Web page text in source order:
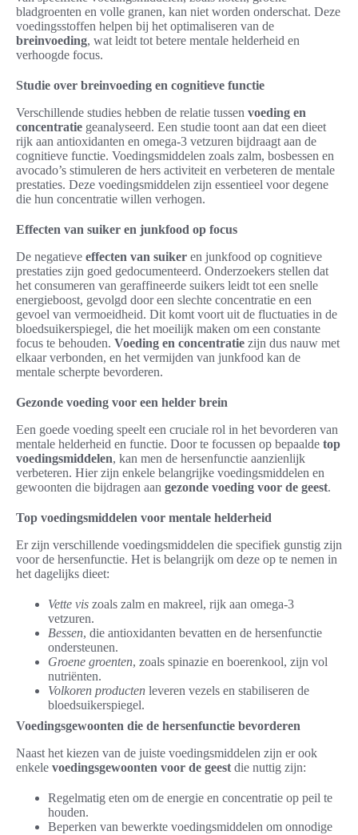
bladgroenten en volle granen, kan niet worden onderschat. Deze
voedingsstoffen helpen bij het optimaliseren van de
breinvoeding, wat leidt tot betere mentale helderheid en
verhoogde focus.
Studie over breinvoeding en cognitieve functie
Verschillende studies hebben de relatie tussen voeding en
concentratie geanalyseerd. Een studie toont aan dat een dieet
rijk aan antioxidanten en omega-3 vetzuren bijdraagt aan de
cognitieve functie. Voedingsmiddelen zoals zalm, bosbessen en
avocado’s stimuleren de hers activiteit en verbeteren de mentale
prestaties. Deze voedingsmiddelen zijn essentieel voor degene
die hun concentratie willen verhogen.
Effecten van suiker en junkfood op focus
De negatieve effecten van suiker en junkfood op cognitieve
prestaties zijn goed gedocumenteerd. Onderzoekers stellen dat
het consumeren van geraffineerde suikers leidt tot een snelle
energieboost, gevolgd door een slechte concentratie en een
gevoel van vermoeidheid. Dit komt voort uit de fluctuaties in de
bloedsuikerspiegel, die het moeilijk maken om een constante
focus te behouden. Voeding en concentratie zijn dus nauw met
elkaar verbonden, en het vermijden van junkfood kan de
mentale scherpte bevorderen.
Gezonde voeding voor een helder brein
Een goede voeding speelt een cruciale rol in het bevorderen van
mentale helderheid en functie. Door te focussen op bepaalde top
voedingsmiddelen, kan men de hersenfunctie aanzienlijk
verbeteren. Hier zijn enkele belangrijke voedingsmiddelen en
gewoonten die bijdragen aan gezonde voeding voor de geest.
Top voedingsmiddelen voor mentale helderheid
Er zijn verschillende voedingsmiddelen die specifiek gunstig zijn
voor de hersenfunctie. Het is belangrijk om deze op te nemen in
het dagelijks dieet:
Vette vis zoals zalm en makreel, rijk aan omega-3
vetzuren.
Bessen, die antioxidanten bevatten en de hersenfunctie
ondersteunen.
Groene groenten, zoals spinazie en boerenkool, zijn vol
nutriënten.
Volkoren producten leveren vezels en stabiliseren de
bloedsuikerspiegel.
Voedingsgewoonten die de hersenfunctie bevorderen
Naast het kiezen van de juiste voedingsmiddelen zijn er ook
enkele voedingsgewoonten voor de geest die nuttig zijn:
Regelmatig eten om de energie en concentratie op peil te
houden.
Beperken van bewerkte voedingsmiddelen om onnodige